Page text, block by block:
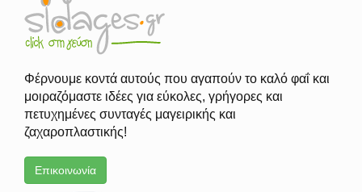
Φέρνουμε κοντά αυτούς που αγαπούν το καλό φαΐ και
μοιραζόμαστε ιδέες για εύκολες, γρήγορες και
πετυχημένες συνταγές μαγειρικής και
ζαχαροπλαστικής!
Επικοινωνία